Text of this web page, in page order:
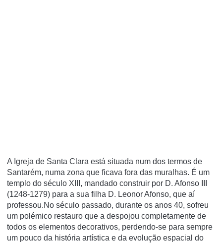
A Igreja de Santa Clara está situada num dos termos de
Santarém, numa zona que ficava fora das muralhas. É um
templo do século XIII, mandado construir por D. Afonso III
(1248-1279) para a sua filha D. Leonor Afonso, que aí
professou.No século passado, durante os anos 40, sofreu
um polémico restauro que a despojou completamente de
todos os elementos decorativos, perdendo-se para sempre
um pouco da história artística e da evolução espacial do